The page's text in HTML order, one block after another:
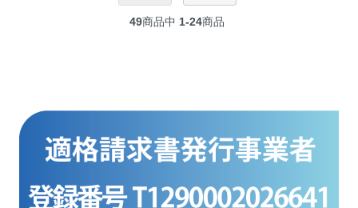
49商品中 1-24商品